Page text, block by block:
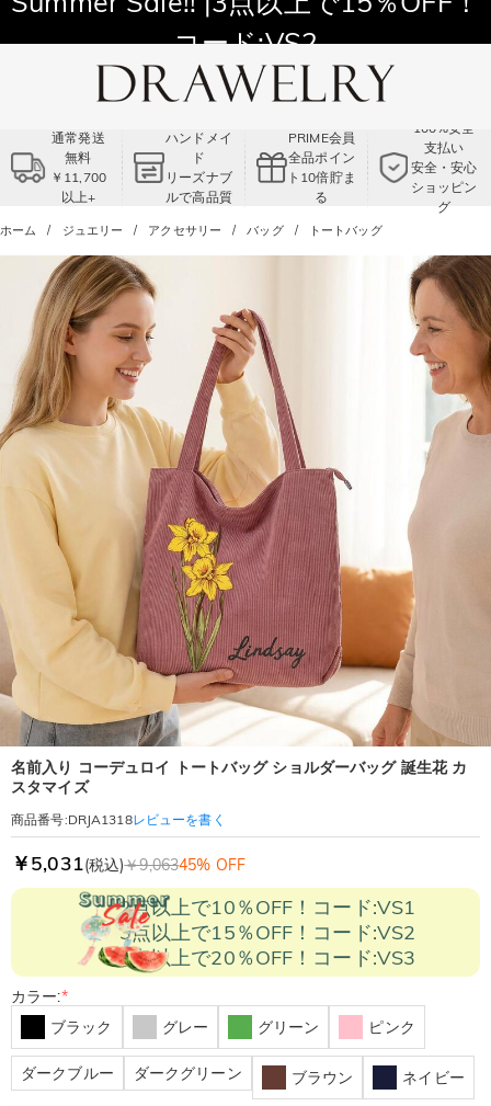
11,700円以上通常配送無料！
Summer Sale!! |3点以上で15％OFF！
コード:VS2
通常発送
無料
￥11,700
以上+
ハンドメイ
ド
リーズナブ
ルで高品質
PRIME会員
全品ポイン
ト10倍貯ま
る
100%安全
支払い
安全・安心
ショッピン
グ
ホーム ジュエリー アクセサリー バッグ トートバッグ
名前入り コーデュロイ トートバッグ ショルダーバッグ 誕生花 カ
スタマイズ
商品番号:DRJA1318レビューを書く
￥5,031(税込)￥9,06345% OFF
2点以上で10％OFF！コード:VS1
3点以上で15％OFF！コード:VS2
5点以上で20％OFF！コード:VS3
カラー:*
ブラック
グレー グリーン ピンク
ダークブルー ダークグリーン ブラウン ネイビー